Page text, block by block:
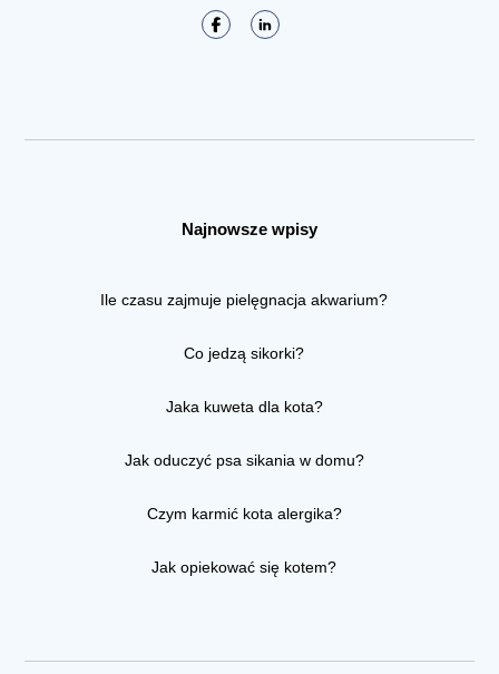
Najnowsze wpisy
Ile czasu zajmuje pielęgnacja akwarium?
Co jedzą sikorki?
Jaka kuweta dla kota?
Jak oduczyć psa sikania w domu?
Czym karmić kota alergika?
Jak opiekować się kotem?